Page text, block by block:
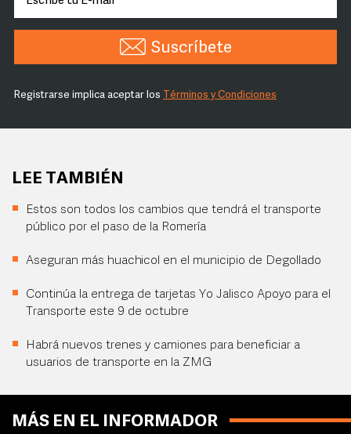
Suscríbete
Registrarse implica aceptar los Términos y Condiciones
LEE TAMBIÉN
Estos son todos los cambios que tendrá el transporte
público por el paso de la Romería
Aseguran más huachicol en el municipio de Degollado
Continúa la entrega de tarjetas Yo Jalisco Apoyo para el
Transporte este 9 de octubre
Habrá nuevos trenes y camiones para beneficiar a
usuarios de transporte en la ZMG
MÁS EN EL INFORMADOR